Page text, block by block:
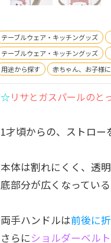
テーブルウェア・キッチングッズ
テーブルウェア・キッチングッズ
用途から探す
赤ちゃん、お子様に
☆リサとガスパールのと
1才頃からの、ストロー
本体は割れにくく、透
底部分が広くなってい
両手ハンドルは前後に
さらにショルダーベル